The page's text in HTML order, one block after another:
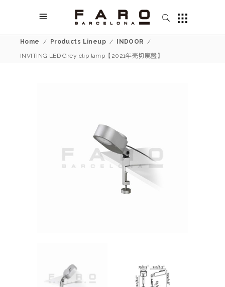
Home / Products Lineup / INDOOR /
INVITING LED Grey clip lamp【2021年売切廃盤】